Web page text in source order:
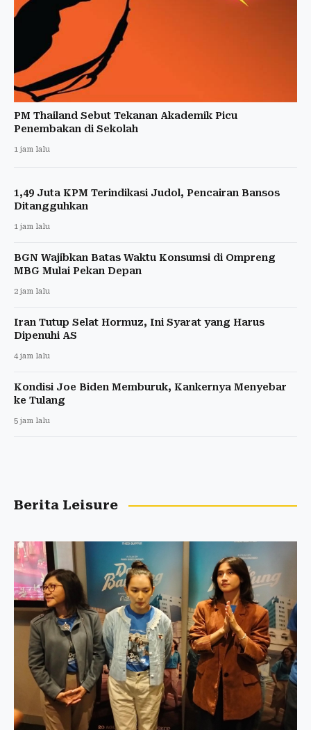
PM Thailand Sebut Tekanan Akademik Picu
Penembakan di Sekolah
1 jam lalu
1,49 Juta KPM Terindikasi Judol, Pencairan Bansos
Ditangguhkan
1 jam lalu
BGN Wajibkan Batas Waktu Konsumsi di Ompreng
MBG Mulai Pekan Depan
2 jam lalu
Iran Tutup Selat Hormuz, Ini Syarat yang Harus
Dipenuhi AS
4 jam lalu
Kondisi Joe Biden Memburuk, Kankernya Menyebar
ke Tulang
5 jam lalu
Berita Leisure